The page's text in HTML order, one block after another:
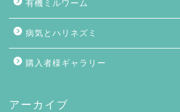
有機ミルワーム
病気とハリネズミ
購入者様ギャラリー
アーカイブ